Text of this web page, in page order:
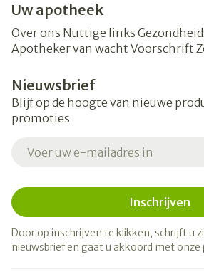
Uw apotheek
Over ons Nuttige links
Apotheker van wacht Voorschrift
Nieuwsbrief
Blijf op de hoogte van nieuwe
promoties
Inschrijven
Door op inschrijven te klikken, schrijft u
nieuwsbrief en gaat u akkoord met onze